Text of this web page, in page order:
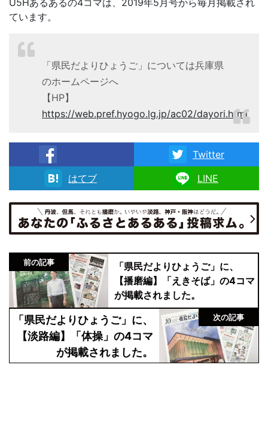
ています。
「県民だよりひょうご」については兵庫県
のホームページへ
【HP】
https://web.pref.hyogo.lg.jp/ac02/dayori.html
facebook
Twitter
はてブ
LINE
前の記事
「県民だよりひょうご」に、
【播磨編】「えきそば」の4コマ
が掲載されました。
次の記事
「県民だよりひょうご」に、
【淡路編】「体操」の4コマ
が掲載されました。